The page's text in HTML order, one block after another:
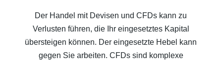
Der Handel mit Devisen und CFDs kann zu
Verlusten führen, die Ihr eingesetztes Kapital
übersteigen können. Der eingesetzte Hebel kann
gegen Sie arbeiten. CFDs sind komplexe